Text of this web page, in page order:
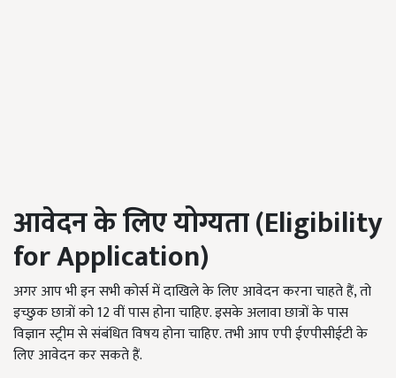
आवेदन के लिए योग्यता(Eligibility
for Application)
अगर आप भी इन सभी कोर्स में दाखिले के लिए आवेदन करना चाहते हैं, तो
इच्छुक छात्रों को 12 वीं पास होना चाहिए. इसके अलावा छात्रों के पास
विज्ञान स्ट्रीम से संबंधित विषय होना चाहिए. तभी आप एपी ईएपीसीईटी के
लिए आवेदन कर सकते हैं.